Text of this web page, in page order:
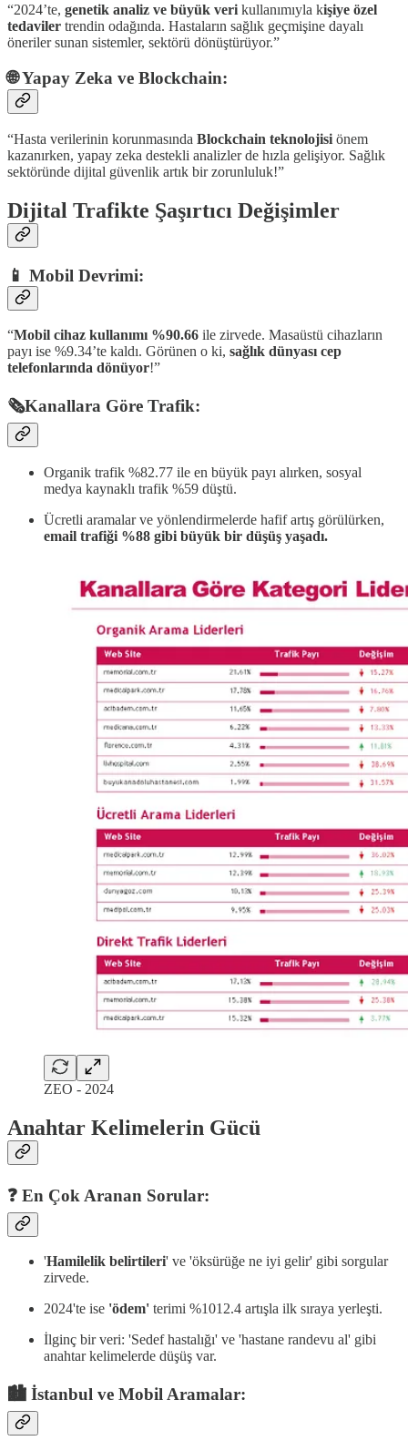
“2024’te, genetik analiz ve büyük verikullanımıyla kişiye özel
tedaviler trendin odağında. Hastaların sağlık geçmişine dayalı
öneriler sunan sistemler, sektörü dönüştürüyor.”
🌐 Yapay Zeka ve Blockchain:
“Hasta verilerinin korunmasında Blockchain teknolojisi önem
kazanırken, yapay zeka destekli analizler de hızla gelişiyor. Sağlık
sektöründe dijital güvenlik artık bir zorunluluk!”
Dijital Trafikte Şaşırtıcı Değişimler
📱 Mobil Devrimi:
“Mobil cihaz kullanımı %90.66 ile zirvede. Masaüstü cihazların
payı ise %9.34’te kaldı. Görünen o ki, sağlık dünyası cep
telefonlarında dönüyor!”
🗞️Kanallara Göre Trafik:
Organik trafik %82.77 ile en büyük payı alırken, sosyal
medya kaynaklı trafik %59 düştü.
Ücretli aramalar ve yönlendirmelerde hafif artış görülürken,
email trafiği %88 gibi büyük bir düşüş yaşadı.
ZEO - 2024
Anahtar Kelimelerin Gücü
❓ En Çok Aranan Sorular:
'Hamilelik belirtileri' ve 'öksürüğe ne iyi gelir' gibi sorgular
zirvede.
2024'te ise 'ödem' terimi %1012.4 artışla ilk sıraya yerleşti.
İlginç bir veri: 'Sedef hastalığı' ve 'hastane randevu al' gibi
anahtar kelimelerde düşüş var.
🏙️ İstanbul ve Mobil Aramalar: